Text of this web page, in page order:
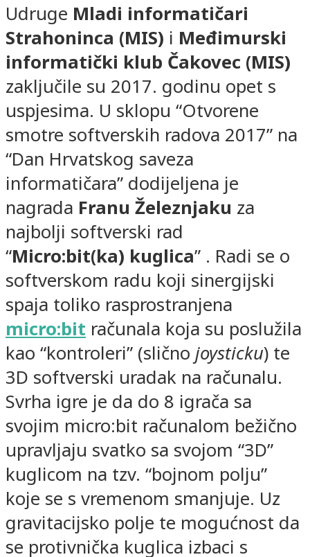
Udruge Mladi informatičari
Strahoninca (MIS) i Međimurski
informatički klub Čakovec (MIS)
zaključile su 2017. godinu opet s
uspjesima. U sklopu “Otvorene
smotre softverskih radova 2017” na
“Dan Hrvatskog saveza
informatičara” dodijeljena je
nagrada Franu Železnjaku za
najbolji softverski rad
“Micro:bit(ka) kuglica” . Radi se o
softverskom radu koji sinergijski
spaja toliko rasprostranjena
micro:bit računala koja su poslužila
kao “kontroleri” (slično joysticku) te
3D softverski uradak na računalu.
Svrha igre je da do 8 igrača sa
svojim micro:bit računalom bežično
upravljaju svatko sa svojom “3D”
kuglicom na tzv. “bojnom polju”
koje se s vremenom smanjuje. Uz
gravitacijsko polje te mogućnost da
se protivnička kuglica izbaci s